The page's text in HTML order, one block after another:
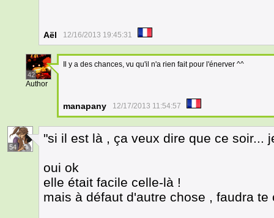
Aël 12/16/2013 19:45:31
42
Author
Il y a des chances, vu qu'il n'a rien fait pour l'énerver ^^
manapany 12/17/2013 11:54:57
54
"si il est là , ça veux dire que ce soir...
oui ok
elle était facile celle-là !
mais à défaut d'autre chose , faudra